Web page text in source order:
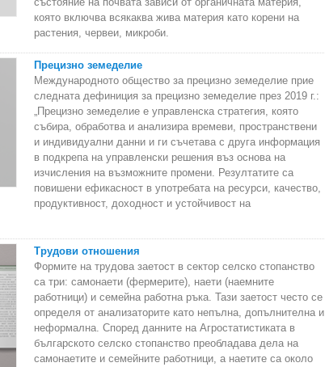
която включва всякаква жива материя като корени на
растения, червеи, микроби.
Прецизно земеделие
Международното общество за прецизно земеделие прие
следната дефиниция за прецизно земеделие през 2019 г.:
„Прецизно земеделие е управленска стратегия, която
събира, обработва и анализира времеви, пространствени
и индивидуални данни и ги съчетава с друга информация
в подкрепа на управленски решения въз основа на
изчисления на възможните промени. Резултатите са
повишени ефикасност в употребата на ресурси, качество,
продуктивност, доходност и устойчивост на
Трудови отношения
Формите на трудова заетост в сектор селско стопанство
са три: самонаети (фермерите), наети (наемните
работници) и семейна работна ръка. Тази заетост често се
определя от анализаторите като непълна, допълнителна и
неформална. Според данните на Агростатистиката в
българското селско стопанство преобладава дела на
самонаетите и семейните работници, а наетите са около